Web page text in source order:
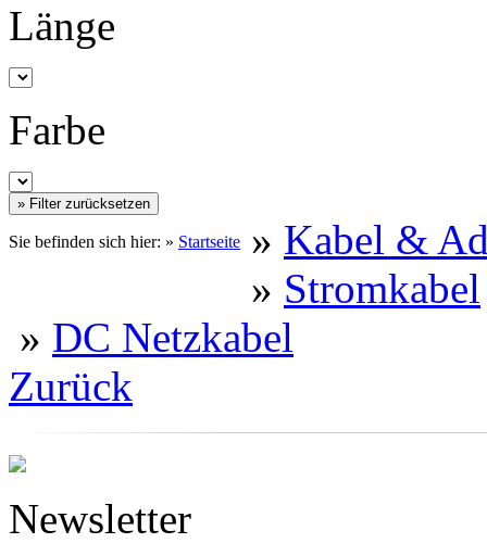
Länge
Farbe
Sie befinden sich hier: » Startseite » Kabel &
» Stromkabel
» DC Netzkabel
Zurück
Newsletter